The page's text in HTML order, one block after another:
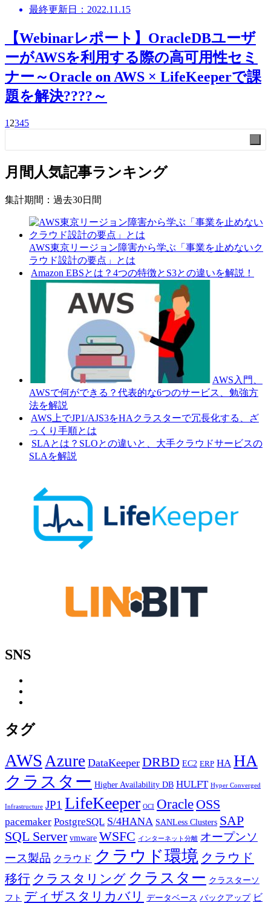
最終更新日：2022.11.15
【Webinarレポート】OracleDBユーザ
ーがAWSを利用する際の高可用性セミ
ナー～Oracle on AWS × LifeKeeperで課
題を解決????～
1 2345
索
月間人気記事ランキング
集計期間：過去30日間
AWS東京リージョン障害から学ぶ「事業を止めないク
ラウド設計の要点」とは
Amazon EBSとは？4つの特徴とS3との違いを解説！
AWS入門、
AWSで何ができる？代表的な6つのサービス、勉強方
法を解説
AWS上でJP1/AJS3をHAクラスターで冗長化する、ざ
っくり手順とは
SLAとは？SLOとの違いと、大手クラウドサービスの
SLAを解説
SNS
タグ
AWSAzure DataKeeper DRBD EC2 ERP HA HA
クラスター Higher Availability DB HULFT Hyper Converged
Infrastructure JP1 LifeKeeper OCI Oracle OSS
pacemaker PostgreSQL S/4HANA SANLess Clusters SAP
SQL Server vmware WSFC インターネット分離 オープンソ
ース製品 クラウド クラウド環境 クラウド
移行 クラスタリング クラスター クラスターソ
フト ディザスタリカバリ データベース バックアップ ビ